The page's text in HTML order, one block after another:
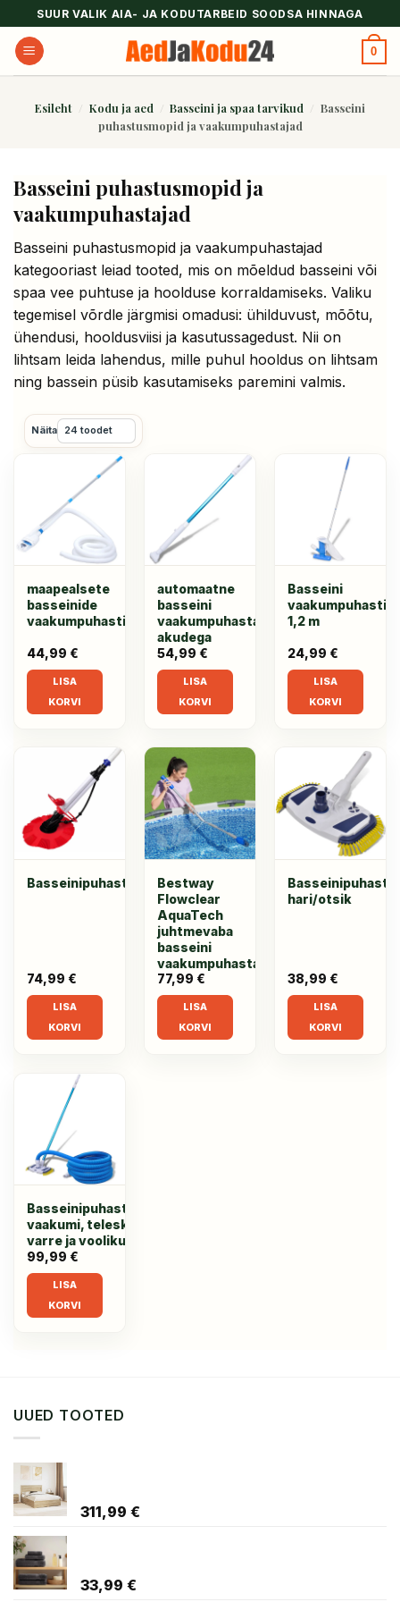
content
SUUR VALIK AIA- JA KODUTARBEID SOODSA HINNAGA
0
Esileht Kodu ja aed Basseini ja spaa tarvikud
Basseini
puhastusmopid ja vaakumpuhastajad
Basseini puhastusmopid ja
vaakumpuhastajad
Basseini puhastusmopid ja vaakumpuhastajad
kategooriast leiad tooted, mis on mõeldud basseini või
spaa vee puhtuse ja hoolduse korraldamiseks. Valiku
tegemisel võrdle järgmisi omadusi: ühilduvust, mõõtu,
ühendusi, hooldusviisi ja kasutussagedust. Nii on
lihtsam leida lahendus, mille puhul hooldus on lihtsam
ning bassein püsib kasutamiseks paremini valmis.
Näita
maapealsete
basseinide
vaakumpuhasti
44,99 €
LISA
KORVI
automaatne
basseini
vaakumpuhastaja
akudega
54,99 €
LISA
KORVI
Basseini
vaakumpuhasti
1,2 m
24,99 €
LISA
KORVI
Basseinipuhastaja
74,99 €
LISA
KORVI
Bestway
Flowclear
AquaTech
juhtmevaba
basseini
vaakumpuhastaja
77,99 €
LISA
KORVI
hari/otsik
38,99 €
LISA
KORVI
Basseinipuhastustööriist
vaakumi, teleskoobist
varre ja voolikuga
99,99 €
LISA
KORVI
UUED TOOTED
311,99 €
33,99 €